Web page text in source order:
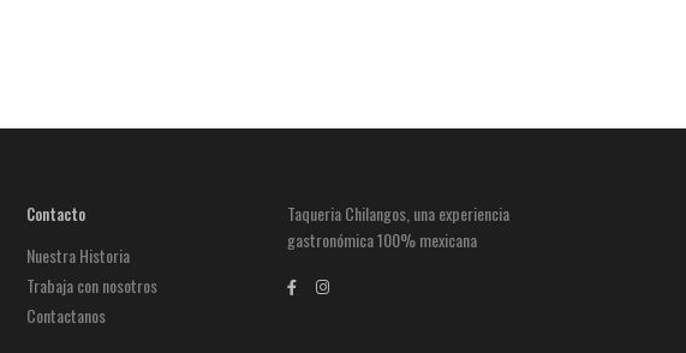
Contacto
Nuestra Historia
Trabaja con nosotros
Contactanos
Taqueria Chilangos, una experiencia
gastronómica 100% mexicana